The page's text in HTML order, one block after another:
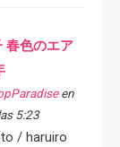
春色のエア
en
5:23
/ haruiro